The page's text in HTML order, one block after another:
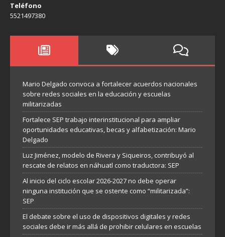
Teléfono
5521497380
Mario Delgado convoca a fortalecer acuerdos nacionales
sobre redes sociales en la educación y escuelas
militarizadas
Fortalece SEP trabajo interinstitucional para ampliar
oportunidades educativas, becas y alfabetización: Mario
Delgado
Luz Jiménez, modelo de Rivera y Siqueiros, contribuyó al
rescate de relatos en náhuatl como traductora: SEP
Al inicio del ciclo escolar 2026-2027 no debe operar
ninguna institución que se ostente como “militarizada”:
SEP
El debate sobre el uso de dispositivos digitales y redes
sociales debe ir más allá de prohibir celulares en escuelas